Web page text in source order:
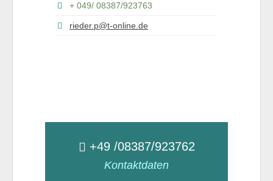
+ 049/ 08387/923763
rieder.p@t-online.de
+49 /08387/923762
Kontaktdaten